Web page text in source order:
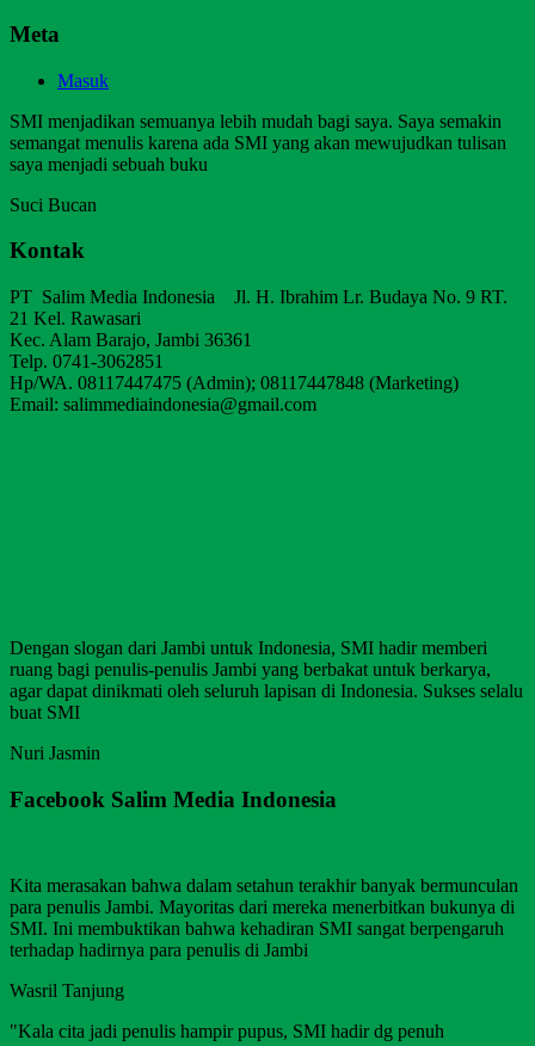
Meta
Masuk
SMI menjadikan semuanya lebih mudah bagi saya. Saya semakin
semangat menulis karena ada SMI yang akan mewujudkan tulisan
saya menjadi sebuah buku
Suci Bucan
Kontak
PT Salim Media Indonesia Jl. H. Ibrahim Lr. Budaya No. 9 RT.
21 Kel. Rawasari
Kec. Alam Barajo, Jambi 36361
Telp. 0741-3062851
Hp/WA. 08117447475 (Admin); 08117447848 (Marketing)
Email: salimmediaindonesia@gmail.com
Dengan slogan dari Jambi untuk Indonesia, SMI hadir memberi
ruang bagi penulis-penulis Jambi yang berbakat untuk berkarya,
agar dapat dinikmati oleh seluruh lapisan di Indonesia. Sukses selalu
buat SMI
Nuri Jasmin
Facebook Salim Media Indonesia
Kita merasakan bahwa dalam setahun terakhir banyak bermunculan
para penulis Jambi. Mayoritas dari mereka menerbitkan bukunya di
SMI. Ini membuktikan bahwa kehadiran SMI sangat berpengaruh
terhadap hadirnya para penulis di Jambi
Wasril Tanjung
"Kala cita jadi penulis hampir pupus, SMI hadir dg penuh